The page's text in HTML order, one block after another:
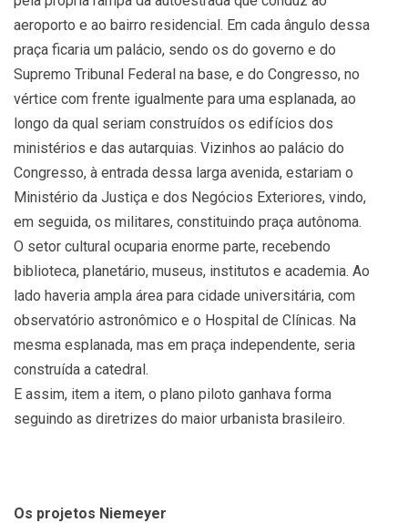
aeroporto e ao bairro residencial. Em cada ângulo dessa
praça ficaria um palácio, sendo os do governo e do
Supremo Tribunal Federal na base, e do Congresso, no
vértice com frente igualmente para uma esplanada, ao
longo da qual seriam construídos os edifícios dos
ministérios e das autarquias. Vizinhos ao palácio do
Congresso, à entrada dessa larga avenida, estariam o
Ministério da Justiça e dos Negócios Exteriores, vindo,
em seguida, os militares, constituindo praça autônoma.
O setor cultural ocuparia enorme parte, recebendo
biblioteca, planetário, museus, institutos e academia. Ao
lado haveria ampla área para cidade universitária, com
observatório astronômico e o Hospital de Clínicas. Na
mesma esplanada, mas em praça independente, seria
construída a catedral.
E assim, item a item, o plano piloto ganhava forma
seguindo as diretrizes do maior urbanista brasileiro.
Os projetos Niemeyer